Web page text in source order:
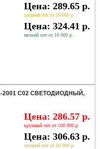
Цена: 289.65 р.
средний опт от 50 000 р.
Цена: 324.41 р.
мелкий опт от 10 000 р.
2001 C02 СВЕТОДИОДНЫЙ,
Цена: 286.57 р.
крупный опт от 100 000 р.
Цена: 306.63 р.
средний опт от 50 000 р.